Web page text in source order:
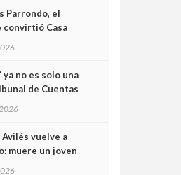
Parrondo, el
convirtió Casa
ya no es solo una
de Cuentas
los trenes que no
vuelve a
muere un joven